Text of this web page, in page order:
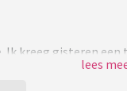
Ik kreeg gisteren
het laatst heb